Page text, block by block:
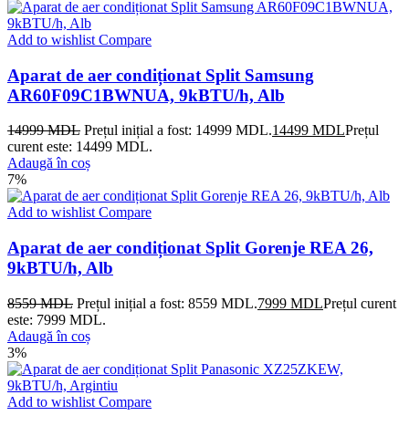
Add to wishlist Compare
Aparat de aer condiționat Split Samsung
AR60F09C1BWNUA, 9kBTU/h, Alb
14999MDL Prețul inițial a fost: 14999 MDL.14499 MDLPrețul
curent este: 14499 MDL.
Adaugă în coș
7%
Add to wishlistCompare
Aparat de aer condiționat Split Gorenje REA 26,
9kBTU/h, Alb
8559MDL Prețul inițial a fost: 8559 MDL.7999 MDLPrețul curent
este: 7999 MDL.
Adaugă în coș
3%
Add to wishlist Compare